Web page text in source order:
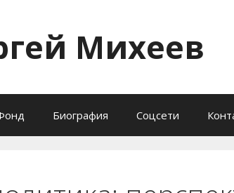
Михеев
Биография Соцсети